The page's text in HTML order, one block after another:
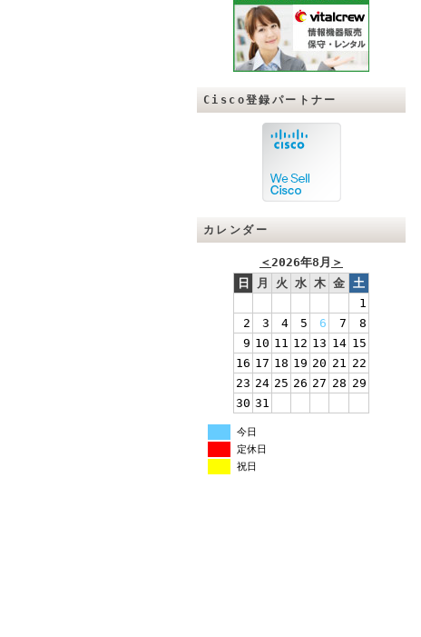
Cisco登録パートナー
カレンダー
＜2026年8月 ＞
日
月 火 水 木 金 土
1
2
3 4 5 6 7
8
9 10 11 12 13 14 15
16 17 18 19 20 21 22
23 24 25 26 27 28 29
30 31
今日
定休日
祝日